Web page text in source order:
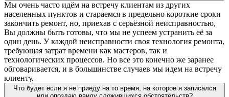
Мы очень часто идём на встречу клиентам из других
населенных пунктов и стараемся в предельно короткие сроки
закончить ремонт, но, приехав с серьёзной неисправностью,
Вы должны быть готовы, что мы не успеем устранить её за
один день. У каждой неисправности своя технология ремонта,
требующая затрат времени как мастеров, так и
технологических процессов. Но все это конечно же заранее
обговаривается, и в большинстве случаев мы идем на встречу
клиенту.
Что будет если я не приеду на то время, на которое я записался